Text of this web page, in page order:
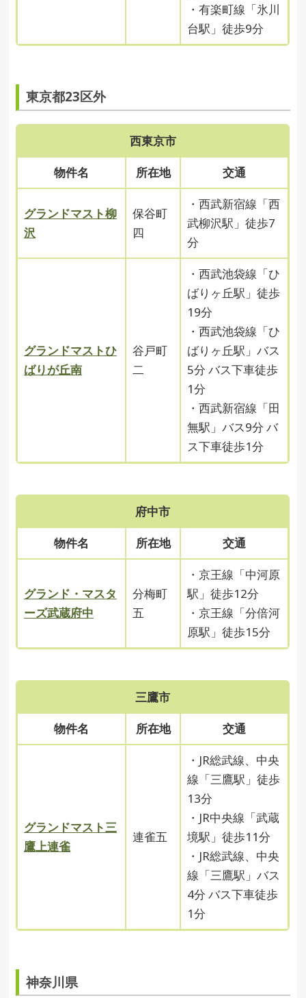
・有楽町線「氷川
台駅」徒歩9分
東京都23区外
西東京市
物件名
所在地 交通
グランドマスト柳
沢
保谷町
四
・西武新宿線「西
武柳沢駅」徒歩7
分
グランドマストひ
ばりが丘南
谷戸町
二
・西武池袋線「ひ
ばりヶ丘駅」徒歩
19分
・西武池袋線「ひ
ばりヶ丘駅」バス
5分 バス下車徒歩
1分
・西武新宿線「田
無駅」バス9分 バ
ス下車徒歩1分
府中市
物件名
所在地 交通
グランド・マスタ
ーズ武蔵府中
分梅町
五
・京王線「中河原
駅」徒歩12分
・京王線「分倍河
原駅」徒歩15分
三鷹市
物件名
所在地 交通
グランドマスト三
鷹上連雀
連雀五
・JR総武線、中央
線「三鷹駅」徒歩
13分
・JR中央線「武蔵
境駅」徒歩11分
・JR総武線、中央
線「三鷹駅」バス
4分 バス下車徒歩
1分
神奈川県